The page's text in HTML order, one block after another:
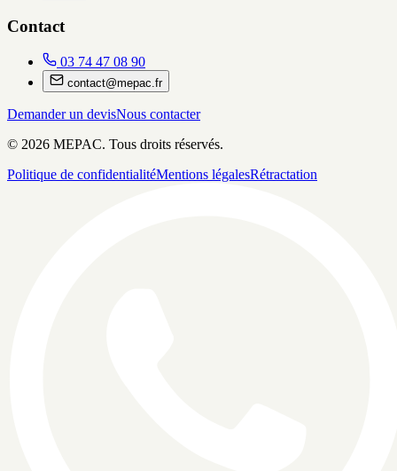
Contact
03 74 47 08 90
contact@mepac.fr
Demander un devisNous contacter
© 2026 MEPAC. Tous droits réservés.
Politique de confidentialitéMentions légalesRétractation